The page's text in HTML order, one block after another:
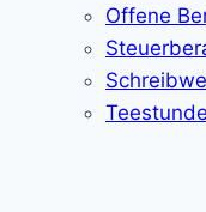
Offene
Teestunde